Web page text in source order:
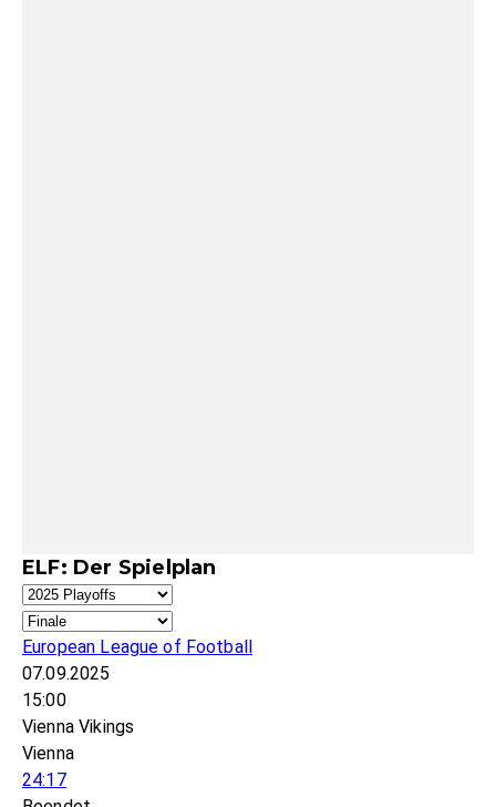
ELF: Der Spielplan
European League of Football
07.09.2025
15:00
Vienna Vikings
Vienna
24:17